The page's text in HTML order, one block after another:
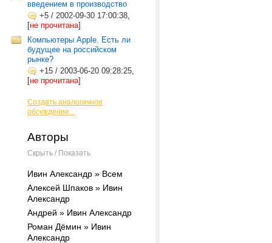
введением в производство
+5 / 2002-09-30 17:00:38,
[не прочитана]
Компьютеры Apple. Есть ли
будущее на российском
рынке?
+15 / 2003-06-20 09:28:25,
[не прочитана]
Создать аналогичное
обсуждение...
Авторы
Скрыть / Показать
Ивин Александр » Всем
Алексей Шпаков » Ивин
Александр
Андрей » Ивин Александр
Роман Дёмин » Ивин
Александр